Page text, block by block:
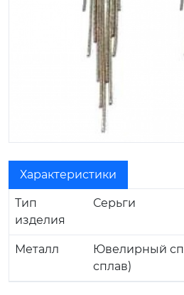
Характеристики
Тип
изделия
Серьги
Металл
Ювелирный
сплав)